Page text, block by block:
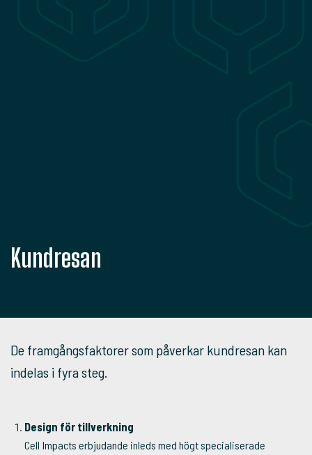
Kundresan
De framgångsfaktorer som påverkar kundresan kan
indelas i fyra steg.
Design för tillverkning
Cell Impacts erbjudande inleds med högt specialiserade